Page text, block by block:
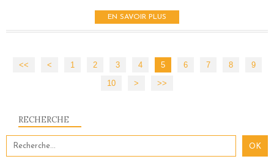
EN SAVOIR PLUS
<< < 1 2 3 4 5 6 7 8
9
10
20
> >>
RECHERCHE